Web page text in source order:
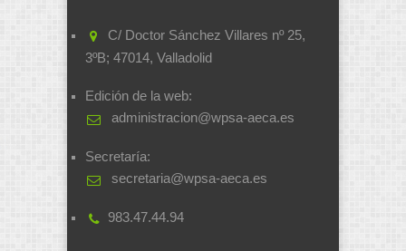
C/ Doctor Sánchez Villares nº 25,
3ºB; 47014, Valladolid
Edición de la web:
administracion@wpsa-aeca.es
Secretaría:
secretaria@wpsa-aeca.es
983.47.44.94